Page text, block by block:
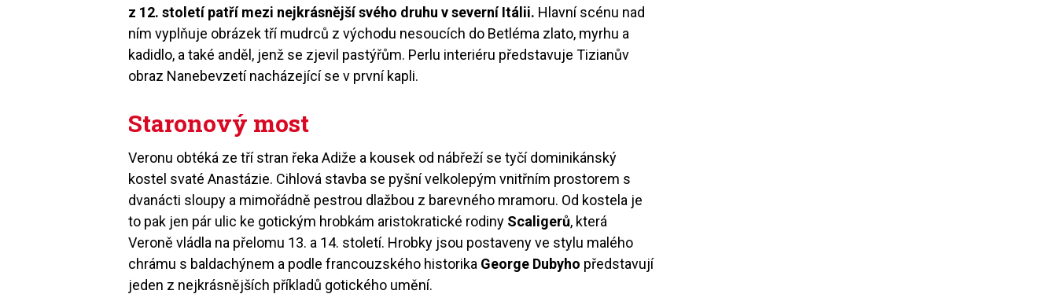
z 12. století patří mezi nejkrásnější svého druhu v severní Itálii. Hlavní scénu nad
ním vyplňuje obrázek tří mudrců z východu nesoucích do Betléma zlato, myrhu a
kadidlo, a také anděl, jenž se zjevil pastýřům. Perlu interiéru představuje Tizianův
obraz Nanebevzetí nacházející se v první kapli.
Staronový most
Veronu obtéká ze tří stran řeka Adiže a kousek od nábřeží se tyčí dominikánský
kostel svaté Anastázie. Cihlová stavba se pyšní velkolepým vnitřním prostorem s
dvanácti sloupy a mimořádně pestrou dlažbou z barevného mramoru. Od kostela je
to pak jen pár ulic ke gotickým hrobkám aristokratické rodiny Scaligerů, která
Veroně vládla na přelomu 13. a 14. století. Hrobky jsou postaveny ve stylu malého
chrámu s baldachýnem a podle francouzského historika George Dubyho představují
jeden z nejkrásnějších příkladů gotického umění.